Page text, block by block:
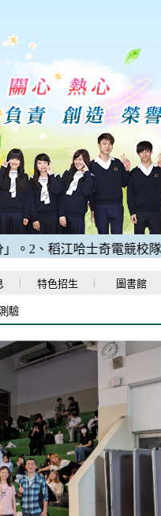
2、稻江哈士奇電競校隊，
特色招生 圖書館
驗